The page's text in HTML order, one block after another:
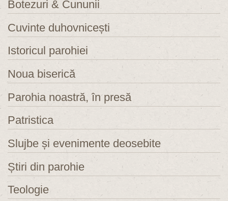
Botezuri & Cununii
Cuvinte duhovnicești
Istoricul parohiei
Noua biserică
Parohia noastră, în presă
Patristica
Slujbe și evenimente deosebite
Știri din parohie
Teologie